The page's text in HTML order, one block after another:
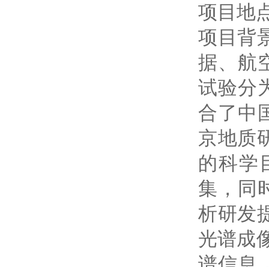
项目地
项目背
据、航
试验分
合了中
京地质
的科学
集，同
析研发
光谱成